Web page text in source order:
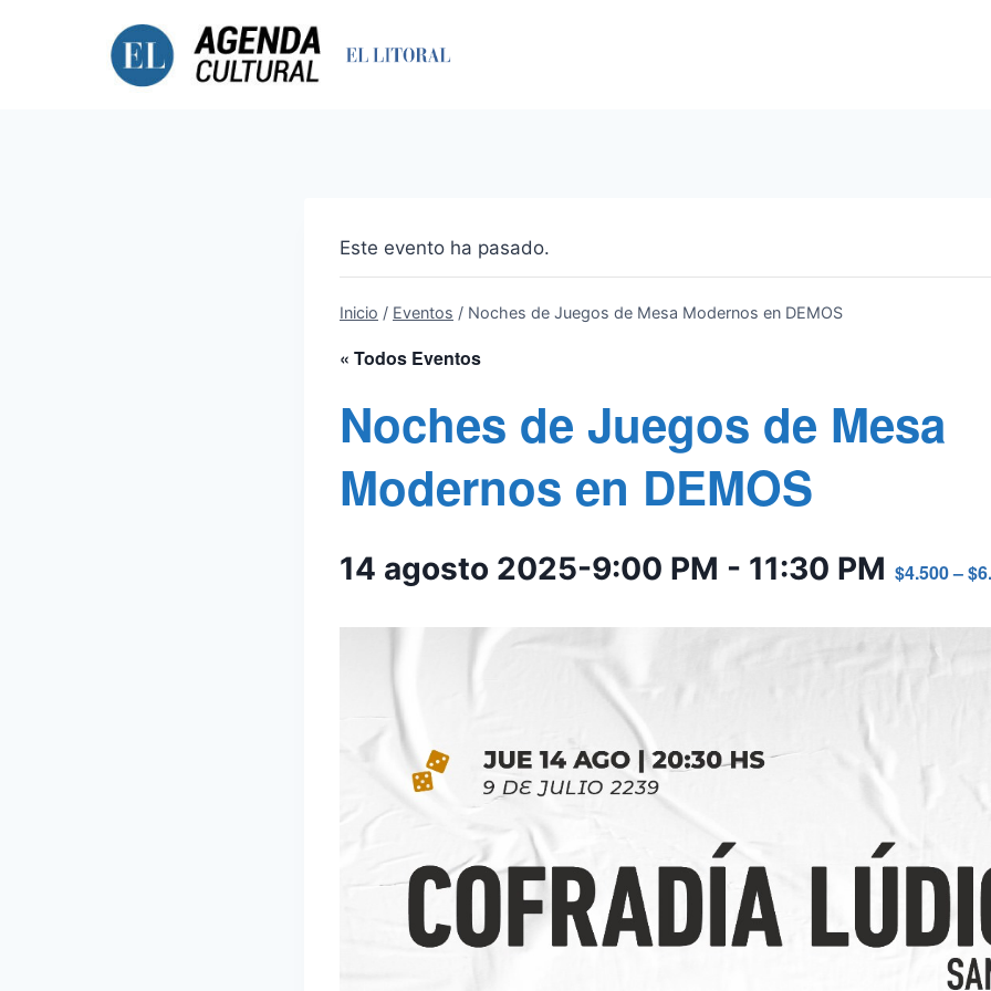
Este evento ha pasado.
Inicio / Eventos / Noches de Juegos de Mesa Modernos en DEMOS
« Todos Eventos
Noches de Juegos de Mesa
Modernos en DEMOS
14 agosto 2025-9:00 PM - 11:30 PM $4.500 –